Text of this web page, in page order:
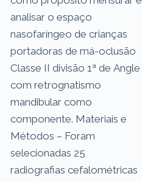
analisar o espaço
nasofaríngeo de crianças
portadoras de má-oclusão
Classe II divisão 1ª de Angle
com retrognatismo
mandibular como
componente. Materiais e
Métodos – Foram
selecionadas 25
radiografias cefalométricas